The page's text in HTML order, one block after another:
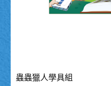
蟲蟲獵人學具組